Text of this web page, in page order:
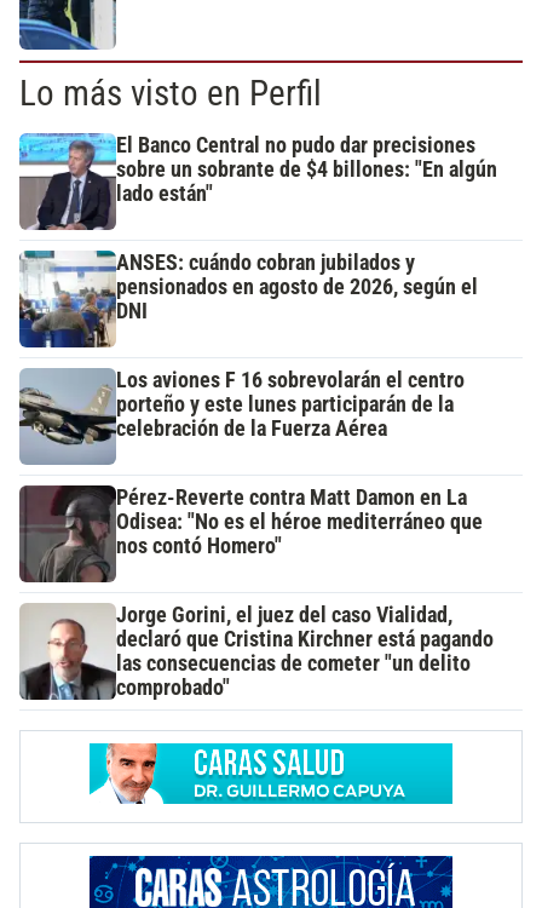
Lo más visto en Perfil
El Banco Central no pudo dar precisiones
sobre un sobrante de $4 billones: "En algún
lado están"
ANSES: cuándo cobran jubilados y
pensionados en agosto de 2026, según el
DNI
Los aviones F 16 sobrevolarán el centro
porteño y este lunes participarán de la
celebración de la Fuerza Aérea
Pérez-Reverte contra Matt Damon en La
Odisea: "No es el héroe mediterráneo que
nos contó Homero"
Jorge Gorini, el juez del caso Vialidad,
declaró que Cristina Kirchner está pagando
las consecuencias de cometer "un delito
comprobado"